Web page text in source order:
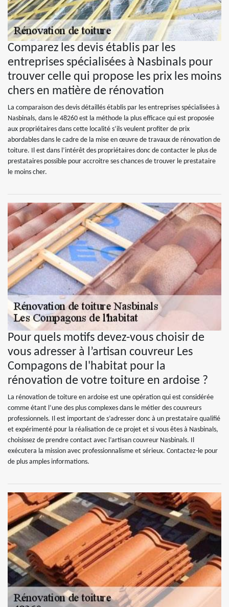
Comparez les devis établis par les
entreprises spécialisées à Nasbinals pour
trouver celle qui propose les prix les moins
chers en matière de rénovation
La comparaison des devis détaillés établis par les entreprises spécialisées à
Nasbinals, dans le 48260 est la méthode la plus efficace qui est proposée
aux propriétaires dans cette localité s’ils veulent profiter de prix
abordables dans le cadre de la mise en œuvre de travaux de rénovation de
toiture. Il est dans l’intérêt des propriétaires donc de contacter le plus de
prestataires possible pour accroitre ses chances de trouver le prestataire
le moins cher.
Pour quels motifs devez-vous choisir de
vous adresser à l’artisan couvreur Les
Compagons de l'habitat pour la
rénovation de votre toiture en ardoise ?
La rénovation de toiture en ardoise est une opération qui est considérée
comme étant l’une des plus complexes dans le métier des couvreurs
professionnels. Il est important de s’adresser donc à un prestataire qualifié
et expérimenté pour la réalisation de ce projet et si vous êtes à Nasbinals,
choisissez de prendre contact avec l’artisan couvreur Nasbinals. Il
exécutera la mission avec professionnalisme et sérieux. Contactez-le pour
de plus amples informations.